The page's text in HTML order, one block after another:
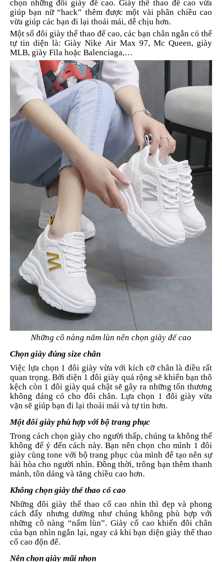
chọn những đôi giày đế cao. Giày thể thao đế cao vừa
giúp bạn nữ “hack” thêm được một vài phân chiều cao
vừa giúp các bạn đi lại thoải mái, dễ chịu hơn.
Một số đôi giày thể thao đế cao, các bạn chân ngắn có thể
tự tin diện là: Giày Nike Air Max 97, Mc Queen, giày
MLB, giày Fila hoặc Balenciaga,…
Những cô nàng nấm lùn nên chọn giày đế cao
Chọn giày đúng size chân
Việc lựa chọn 1 đôi giày vừa với kích cỡ chân là điều rất
quan trọng. Bởi diện 1 đôi giày quá rộng sẽ khiến bạn thô
kệch còn 1 đôi giày quá chật sẽ gây ra những tổn thương
không đáng có cho đôi chân. Lựa chọn 1 đôi giày vừa
vặn sẽ giúp bạn đi lại thoải mái và tự tin hơn.
Một đôi giày phù hợp với bộ trang phục
Trong cách chọn giày cho người thấp, chúng ta không thể
không để ý đến cách này. Bạn nên chọn cho mình 1 đôi
giày cùng tone với bộ trang phục của mình để tạo nên sự
hài hòa cho người nhìn. Đồng thời, trông bạn thêm thanh
mảnh, tôn dáng và tăng chiều cao hơn.
Không chọn giày thể thao cổ cao
Những đôi giày thể thao cổ cao nhìn thì đẹp và phong
cách đấy nhưng dường như chúng không phù hợp với
những cô nàng “nấm lùn”. Giày cổ cao khiến đôi chân
của bạn nhìn ngắn lại, ngay cả khi bạn diện giày thể thao
cổ cao độn đế.
Nên chọn giày mũi nhọn